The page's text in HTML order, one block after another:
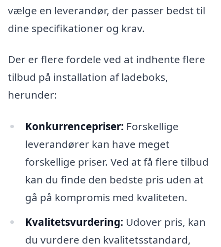
vælge en leverandør, der passer bedst til
dine specifikationer og krav.
Der er flere fordele ved at indhente flere
tilbud på installation af ladeboks,
herunder:
Konkurrencepriser: Forskellige
leverandører kan have meget
forskellige priser. Ved at få flere tilbud
kan du finde den bedste pris uden at
gå på kompromis med kvaliteten.
Kvalitetsvurdering: Udover pris, kan
du vurdere den kvalitetsstandard,